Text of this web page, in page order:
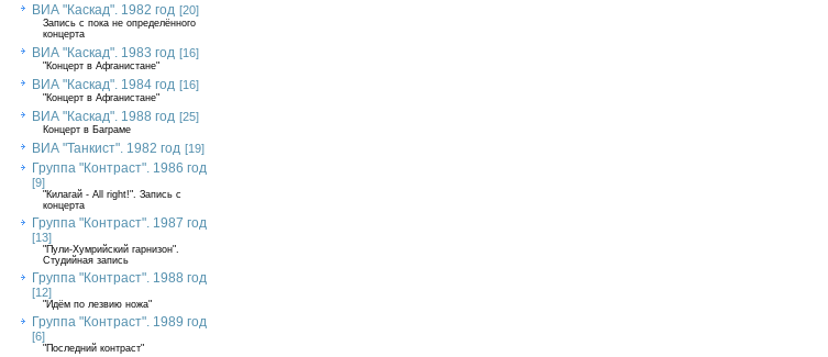
ВИА "Каскад". 1982 год [20]
Запись с пока не определённого
концерта
ВИА "Каскад". 1983 год [16]
"Концерт в Афганистане"
ВИА "Каскад". 1984 год [16]
"Концерт в Афганистане"
ВИА "Каскад". 1988 год [25]
Концерт в Баграме
ВИА "Танкист". 1982 год [19]
Группа "Контраст". 1986 год
[9]
"Килагай - All right!". Запись с
концерта
Группа "Контраст". 1987 год
[13]
"Пули-Хумрийский гарнизон".
Студийная запись
Группа "Контраст". 1988 год
[12]
"Идём по лезвию ножа"
Группа "Контраст". 1989 год
[6]
"Последний контраст"